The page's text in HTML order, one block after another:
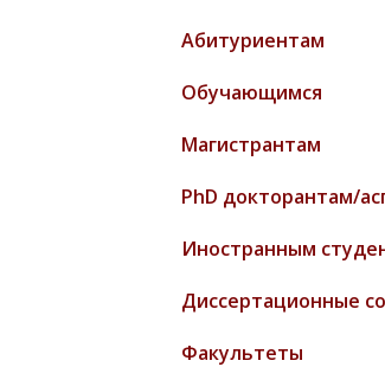
Абитуриентам
Обучающимся
Магистрантам
PhD докторантам/
Иностранным
Диссертационные
Факультеты